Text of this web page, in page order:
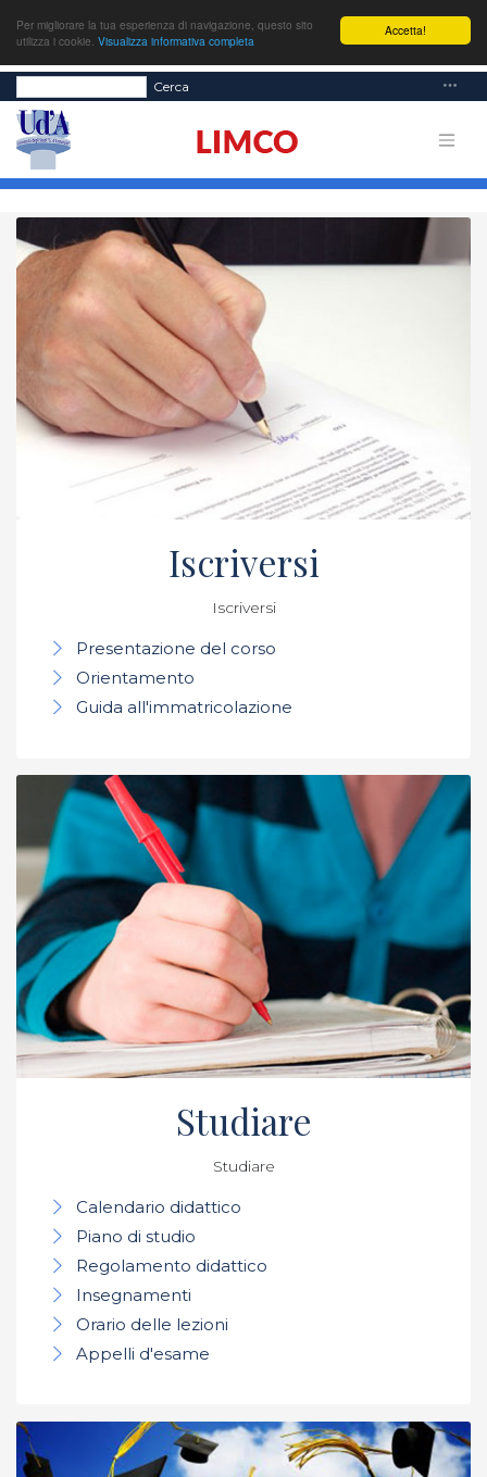
Accetta!
Per migliorare la tua esperienza di navigazione, questo sito
utilizza i cookie. Visualizza informativa completa
Cerca
Iscriversi
Iscriversi
Presentazione del corso
Orientamento
Guida all'immatricolazione
Studiare
Studiare
Calendario didattico
Piano di studio
Regolamento didattico
Insegnamenti
Orario delle lezioni
Appelli d'esame